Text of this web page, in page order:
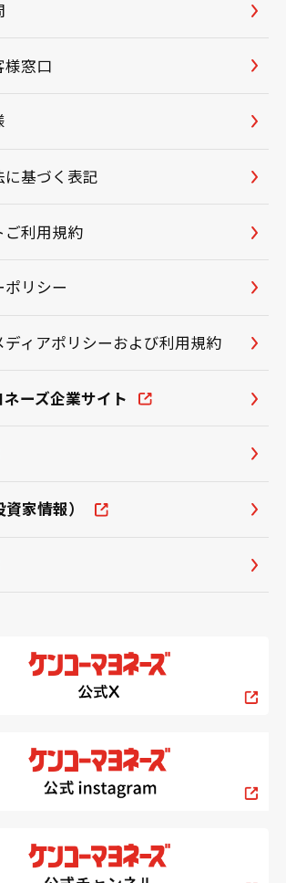
様窓口
基づく表記
ご利用規約
ポリシー
ディアポリシーおよび利用規約
ーズ企業サイト
家情報）